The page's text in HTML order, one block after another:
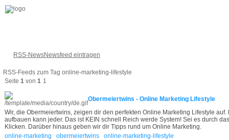
RSS-NewsNewsfeed eintragen
RSS-Feeds zum Tag online-marketing-lifestyle
Seite 1 von 1 1
Obermeiertwins - Online Marketing Lifestyle
Wir, die Obermeiertwins, zeigen dir den perfekten Online Marketing Lifestyle
aufbauen kann jeder. Das ist KEIN schnell Reich werde System! Sei es durch
Klicken. Darüber hinaus geben wir dir Tipps rund um Online Marketing.
online-marketing
obermeiertwins
online-marketing-lifestyle